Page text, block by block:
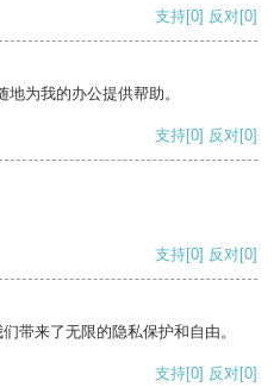
支持[0] 反对[0]
为我的办公提供帮助。
支持[0] 反对[0]
支持[0] 反对[0]
带来了无限的隐私保护和自由。
支持[0] 反对[0]